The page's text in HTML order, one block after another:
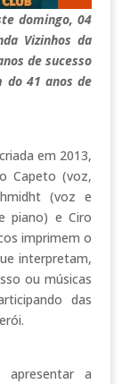
domingo, 04
Vizinhos da
de sucesso
do 41 anos de
em 2013,
Capeto (voz,
(voz e
piano) e Ciro
imprimem o
interpretam,
ou músicas
das
a